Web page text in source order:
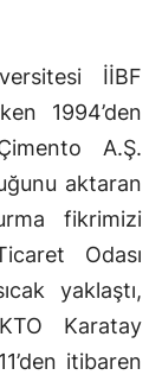
İİBF
1994’den
A.Ş.
aktaran
fikrimizi
Odası
yaklaştı,
Karatay
itibaren